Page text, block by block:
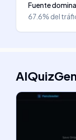
Fuente
67.6% del